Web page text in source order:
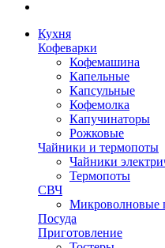
Кухня
Кофеварки
Кофемашина
Капельные
Капсульные
Кофемолка
Капучинаторы
Рожковые
Чайники и термопоты
Чайники
Термопоты
СВЧ
Микроволновые
Посуда
Приготовление